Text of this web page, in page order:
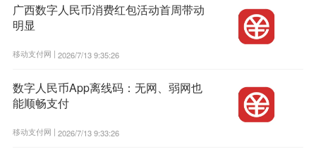
广西数字人民币消费红包活动首周带动
明显
移动支付网 | 2026/7/13 9:35:26
数字人民币App离线码：无网、弱网也
能顺畅支付
移动支付网 | 2026/7/13 9:33:26